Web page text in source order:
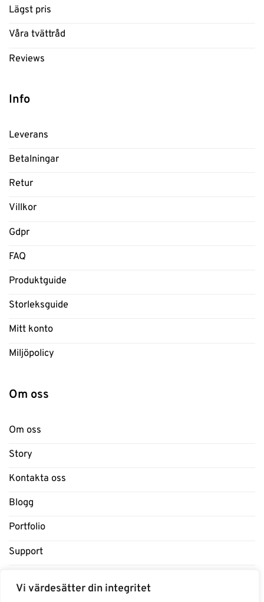
Vi värdesätter din integritet
Lägst pris
Våra tvättråd
Reviews
Info
Leverans
Betalningar
Retur
Villkor
Gdpr
FAQ
Produktguide
Storleksguide
Mitt konto
Miljöpolicy
Om oss
Om oss
Story
Kontakta oss
Blogg
Portfolio
Support